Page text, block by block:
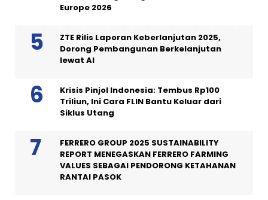
Europe 2026
ZTE Rilis Laporan Keberlanjutan 2025,
Dorong Pembangunan Berkelanjutan
lewat AI
Krisis Pinjol Indonesia: Tembus Rp100
Triliun, Ini Cara FLIN Bantu Keluar dari
Siklus Utang
FERRERO GROUP 2025 SUSTAINABILITY
REPORT MENEGASKAN FERRERO FARMING
VALUES SEBAGAI PENDORONG KETAHANAN
RANTAI PASOK